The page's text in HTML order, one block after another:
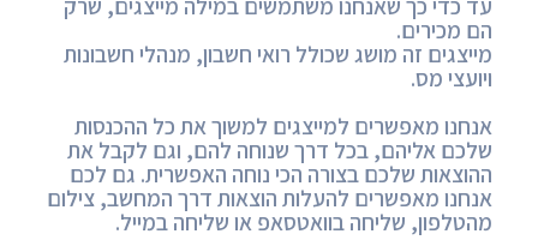
עד כדי כך שאנחנו משתמשים במילה מייצגים, שרק
הם מכירים.
מייצגים זה מושג שכולל רואי חשבון, מנהלי חשבונות
ויועצי מס.
אנחנו מאפשרים למייצגים למשוך את כל ההכנסות
שלכם אליהם, בכל דרך שנוחה להם, וגם לקבל את
ההוצאות שלכם בצורה הכי נוחה האפשרית. גם לכם
אנחנו מאפשרים להעלות הוצאות דרך המחשב, צילום
מהטלפון, שליחה בוואטסאפ או שליחה במייל.